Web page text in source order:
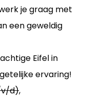
je graag met
een geweldig
Eifel in
ervaring!
d),